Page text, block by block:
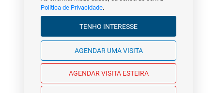
Política de Privacidade.
TENHO INTERESSE
AGENDAR UMA VISITA
AGENDAR VISITA ESTEIRA